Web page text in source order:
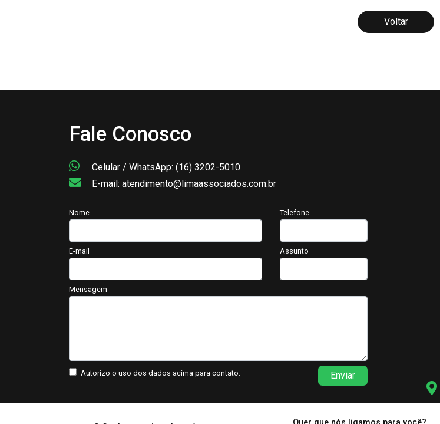
Voltar
Fale Conosco
Celular / WhatsApp: (16) 3202-5010
E-mail: atendimento@limaassociados.com.br
Nome Telefone
E-mail Assunto
Mensagem
Autorizo o uso dos dados acima para contato.
Enviar